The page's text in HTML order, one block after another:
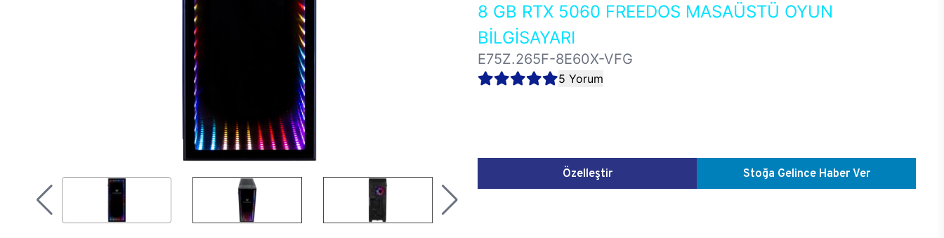
8 GB RTX 5060 FREEDOS MASAÜSTÜ OYUN
BİLGİSAYARI
E75Z.265F-8E60X-VFG
5 Yorum
Özelleştir Stoğa Gelince Haber Ver